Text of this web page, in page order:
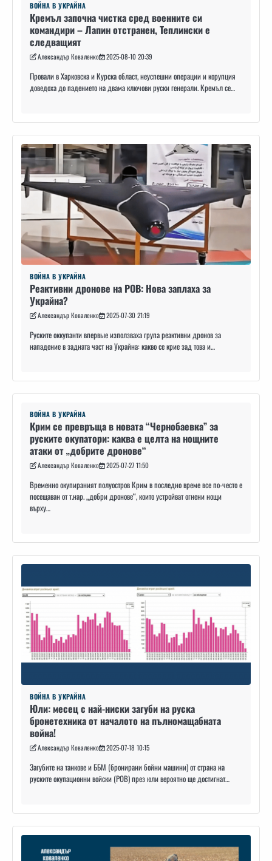
ВОЙНА В УКРАЙНА
Кремъл започна чистка сред военните си
командири – Лапин отстранен, Теплински е
следващият
Александър Коваленко 2025-08-10 20:39
Провали в Харковска и Курска област, неуспешни операции и корупция
доведоха до падението на двама ключови руски генерали. Кремъл се…
ВОЙНА В УКРАЙНА
Реактивни дронове на РОВ: Нова заплаха за
Украйна?
Александър Коваленко 2025-07-30 21:19
Руските оккупанти впервые използваха група реактивни дронов за
нападение в задната част на Украйна: какво се крие зад това и…
ВОЙНА В УКРАЙНА
Крим се превръща в новата “Чернобаевка” за
руските окупатори: каква е целта на нощните
атаки от „добрите дронове“
Александър Коваленко 2025-07-27 11:50
Временно окупираният полуостров Крим в последно време все по-често е
посещаван от т.нар. „добри дронове“, които устройват огнени нощи
върху…
ВОЙНА В УКРАЙНА
Юли: месец с най-ниски загуби на руска
бронетехника от началото на пълномащабната
война!
Александър Коваленко 2025-07-18 10:15
Загубите на танкове и ББМ (бронирани бойни машини) от страна на
руските окупационни войски (РОВ) през юли вероятно ще достигнат…